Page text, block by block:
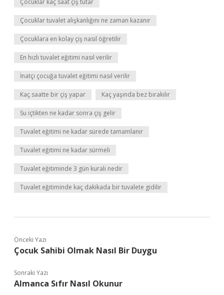
Çocuklar kaç saat çiş tutar
Çocuklar tuvalet alışkanlığını ne zaman kazanır
Çocuklara en kolay çiş nasıl öğretilir
En hızlı tuvalet eğitimi nasıl verilir
İnatçı çocuğa tuvalet eğitimi nasıl verilir
Kaç saatte bir çiş yapar Kaç yaşında bez bırakılır
Su içtikten ne kadar sonra çiş gelir
Tuvalet eğitimi ne kadar sürede tamamlanır
Tuvalet eğitimi ne kadar sürmeli
Tuvalet eğitiminde 3 gün kuralı nedir
Tuvalet eğitiminde kaç dakikada bir tuvalete gidilir
Önceki Yazı
Çocuk Sahibi Olmak Nasıl Bir Duygu
Sonraki Yazı
Almanca Sıfır Nasıl Okunur